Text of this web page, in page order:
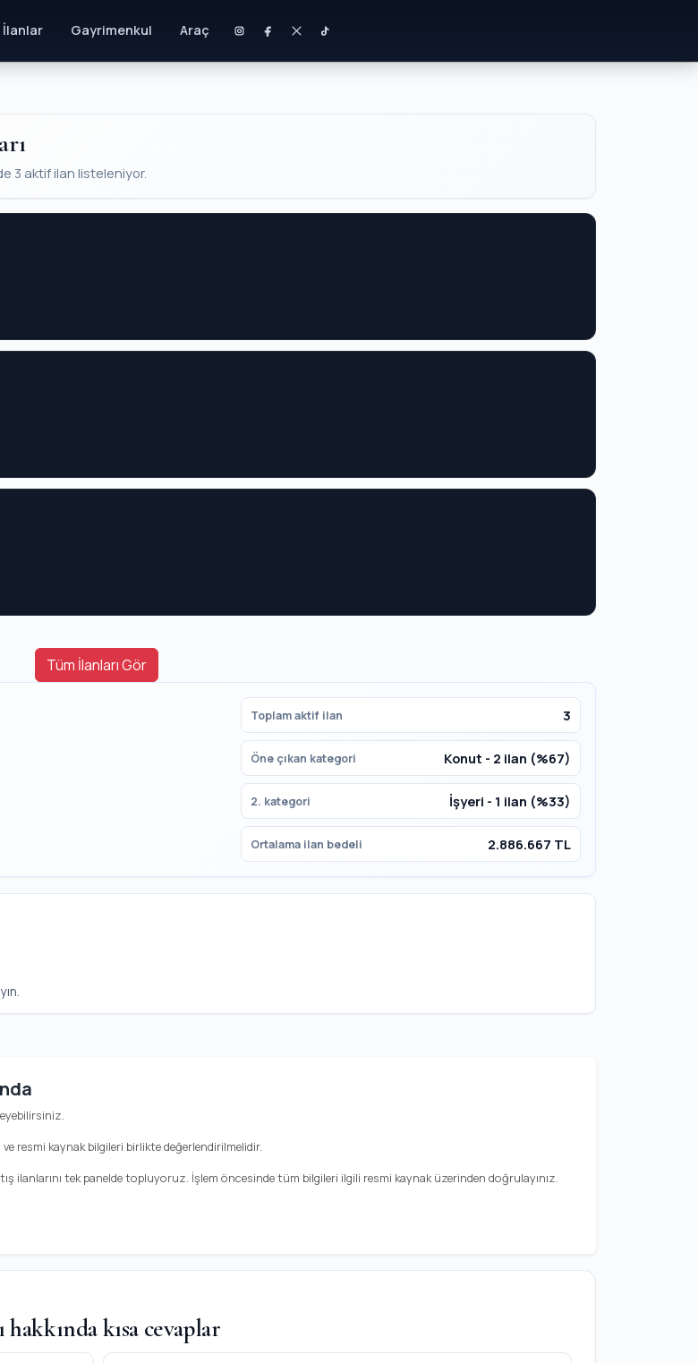
İlanlar Gayrimenkul Araç
3 aktif ilan listeleniyor.
Tüm İlanları Gör
Toplam aktif ilan 3
Öne çıkan kategori Konut - 2 ilan (%67)
2. kategori İşyeri - 1 ilan (%33)
Ortalama ilan bedeli 2.886.667 TL
resmi kaynak bilgileri birlikte değerlendirilmelidir.
ilanlarını tek panelde topluyoruz. İşlem öncesinde tüm bilgileri ilgili resmi kaynak üzerinden doğrulayınız.
kısa cevaplar